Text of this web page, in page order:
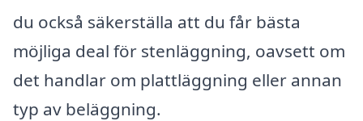
du också säkerställa att du får bästa
möjliga deal för stenläggning, oavsett om
det handlar om plattläggning eller annan
typ av beläggning.